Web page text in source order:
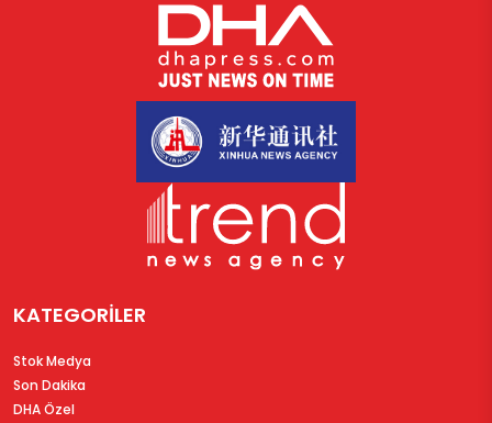
KATEGORİLER
Stok Medya
Son Dakika
DHA Özel